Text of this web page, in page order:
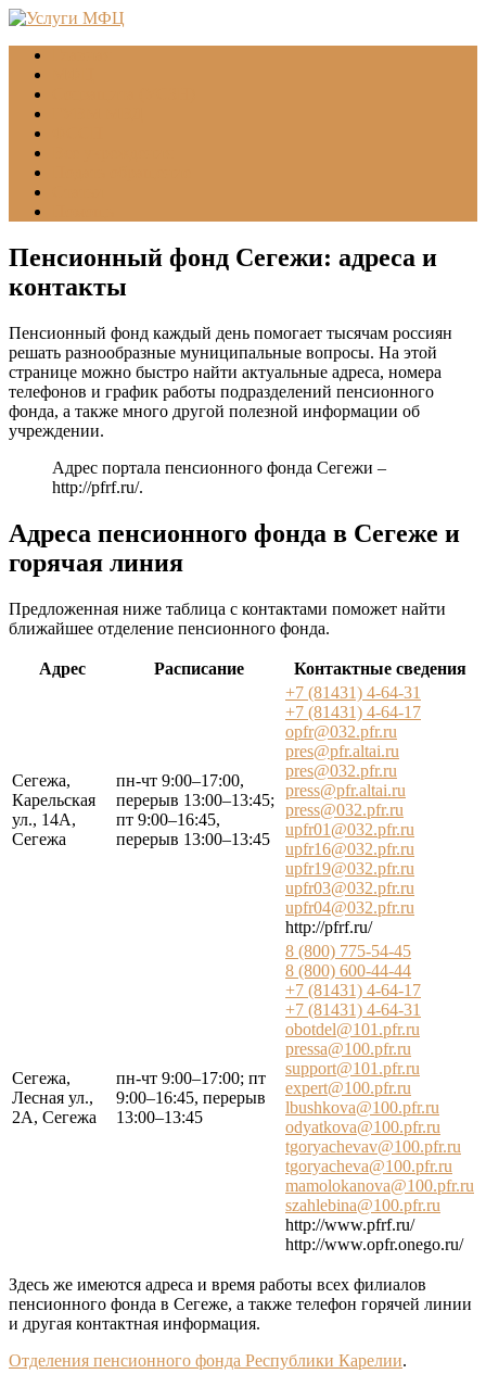
Пенсионный фонд Сегежи: адреса и
контакты
Пенсионный фонд каждый день помогает тысячам россиян
решать разнообразные муниципальные вопросы. На этой
странице можно быстро найти актуальные адреса, номера
телефонов и график работы подразделений пенсионного
фонда, а также много другой полезной информации об
учреждении.
Адрес портала пенсионного фонда Сегежи –
http://pfrf.ru/.
Адреса пенсионного фонда в Сегеже и
горячая линия
Предложенная ниже таблица с контактами поможет найти
ближайшее отделение пенсионного фонда.
Адрес Расписание Контактные сведения
Сегежа,
Карельская
ул., 14А,
Сегежа
пн-чт 9:00–17:00,
перерыв 13:00–13:45;
пт 9:00–16:45,
перерыв 13:00–13:45
+7 (81431) 4-64-31
+7 (81431) 4-64-17
opfr@032.pfr.ru
pres@pfr.altai.ru
pres@032.pfr.ru
press@pfr.altai.ru
press@032.pfr.ru
upfr01@032.pfr.ru
upfr16@032.pfr.ru
upfr19@032.pfr.ru
upfr03@032.pfr.ru
upfr04@032.pfr.ru
http://pfrf.ru/
Сегежа,
Лесная ул.,
2А, Сегежа
пн-чт 9:00–17:00; пт
9:00–16:45, перерыв
13:00–13:45
8 (800) 775-54-45
8 (800) 600-44-44
+7 (81431) 4-64-17
+7 (81431) 4-64-31
obotdel@101.pfr.ru
pressa@100.pfr.ru
support@101.pfr.ru
expert@100.pfr.ru
lbushkova@100.pfr.ru
odyatkova@100.pfr.ru
tgoryachevav@100.pfr.ru
tgoryacheva@100.pfr.ru
mamolokanova@100.pfr.ru
szahlebina@100.pfr.ru
http://www.pfrf.ru/
http://www.opfr.onego.ru/
Здесь же имеются адреса и время работы всех филиалов
пенсионного фонда в Сегеже, а также телефон горячей линии
и другая контактная информация.
Отделения пенсионного фонда Республики Карелии.